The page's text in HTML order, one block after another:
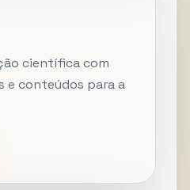
científica com
e conteúdos para a